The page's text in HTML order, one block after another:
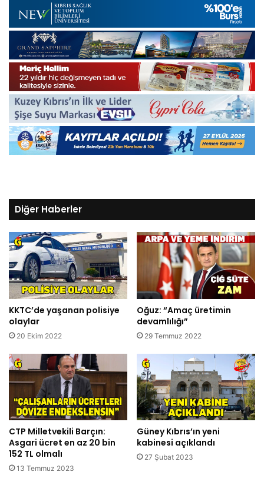
Diğer Haberler
KKTC’de yaşanan polisiye
olaylar
20 Ekim 2022
Oğuz: “Amaç üretimin
devamlılığı”
29 Temmuz 2022
CTP Milletvekili Barçın:
Asgari ücret en az 20 bin
152 TL olmalı
13 Temmuz 2023
Güney Kıbrıs’ın yeni
kabinesi açıklandı
27 Şubat 2023